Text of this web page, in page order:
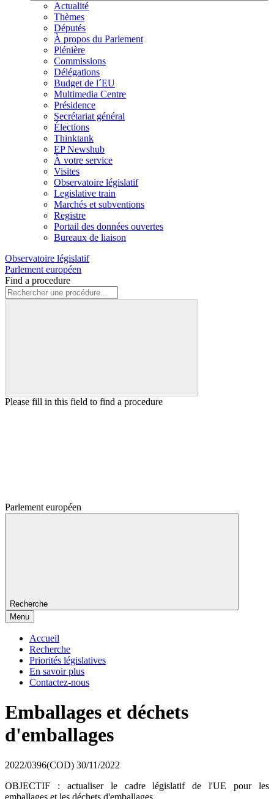
Actualité
Thèmes
Députés
À propos du Parlement
Plénière
Commissions
Délégations
Budget de l´EU
Multimedia Centre
Présidence
Secrétariat général
Élections
Thinktank
EP Newshub
À votre service
Visites
Observatoire législatif
Legislative train
Marchés et subventions
Registre
Portail des données ouvertes
Bureaux de liaison
Observatoire législatif
Parlement européen
Find a procedure
Please fill in this field to find a procedure
Parlement européen
Recherche
Menu
Accueil
Recherche
Priorités législatives
En savoir plus
Contactez-nous
Emballages et déchets
d'emballages
2022/0396(COD) 30/11/2022
OBJECTIF : actualiser le cadre législatif de l'UE pour les
emballages et les déchets d'emballages.